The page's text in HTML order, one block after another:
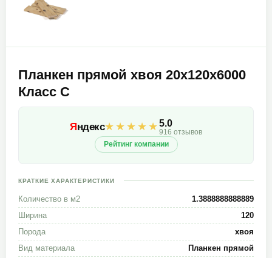
Планкен прямой хвоя 20х120х6000
Класс С
Яндекс★★★★★5.0
916 отзывов
Рейтинг компании
КРАТКИЕ ХАРАКТЕРИСТИКИ
Количество в м2
1.3888888888889
Ширина
120
Порода
хвоя
Вид материала
Планкен прямой